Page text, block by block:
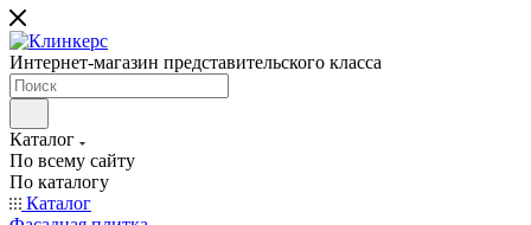
Интернет-магазин представительского класса
Каталог
По всему сайту
По каталогу
Каталог